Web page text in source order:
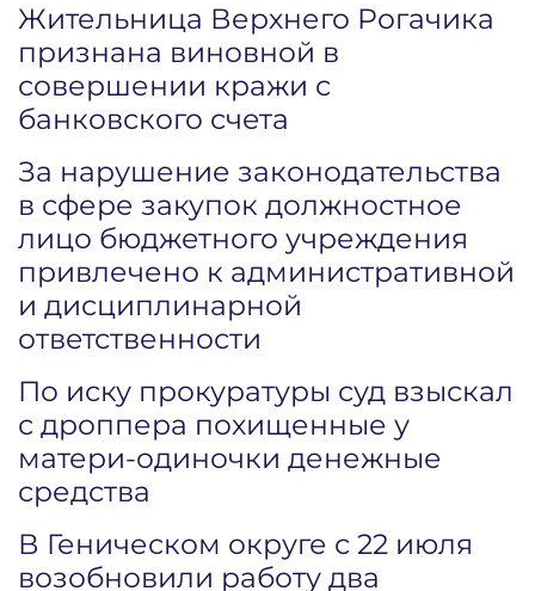
Жительница Верхнего Рогачика
признана виновной в
совершении кражи с
банковского счета
За нарушение законодательства
в сфере закупок должностное
лицо бюджетного учреждения
привлечено к административной
и дисциплинарной
ответственности
По иску прокуратуры суд взыскал
с дроппера похищенные у
матери-одиночки денежные
средства
В Геническом округе с 22 июля
возобновили работу два